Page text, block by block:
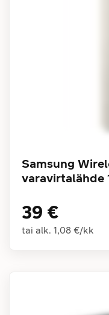
Samsung
varavirtalähde
39 €
tai alk. 1,08 €/kk